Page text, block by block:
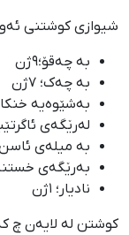
شیوازی کوشتنی ئەو
بە چەقۆ؛٩ژن
بە چەک؛ ٧ژن
بەشێوەیە
لەرێگەی
بە میلەی ئاسن و
بەرێگەی
نادیار؛ ١ژن
کوشتن لە لایەن چ